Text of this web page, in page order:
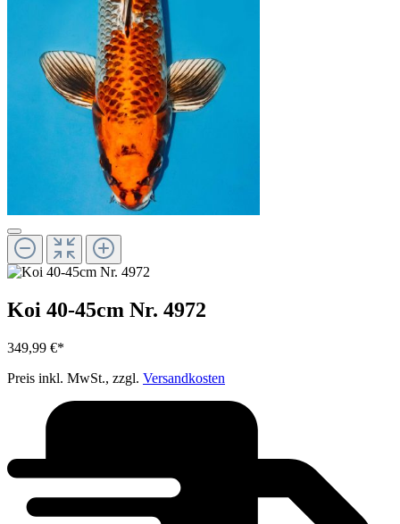
Koi 40-45cm Nr. 4972
349,99 €*
Preis inkl. MwSt., zzgl. Versandkosten